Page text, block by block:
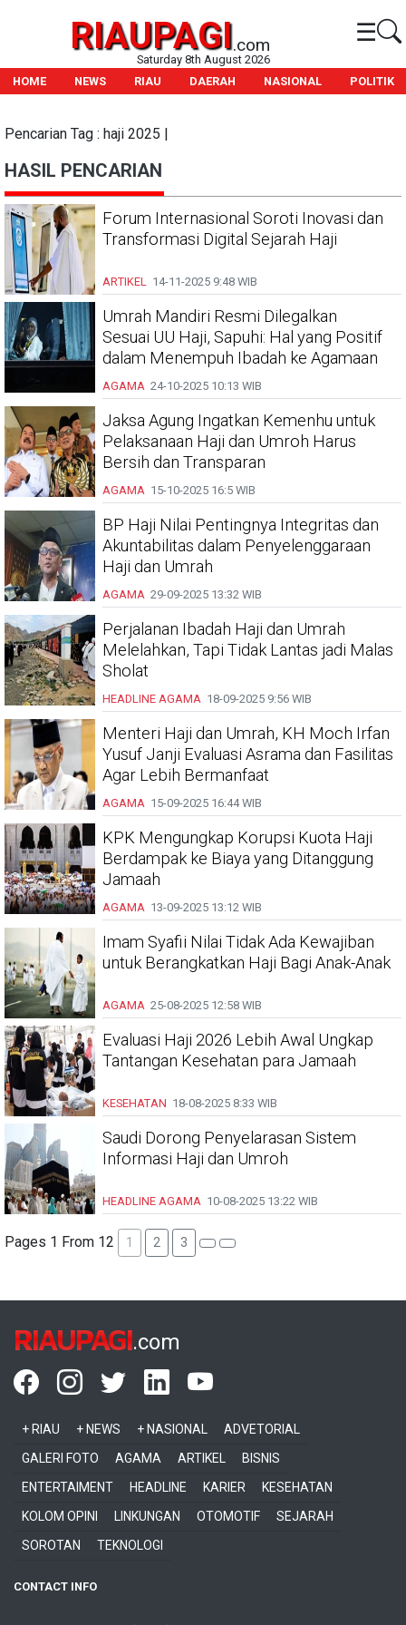
RIAUPAGI.com ☰
Saturday 8th August 2026
HOME
NEWS RIAU DAERAH NASIONAL POLITIK
Pencarian Tag : haji 2025 |
HASIL PENCARIAN
Forum Internasional Soroti Inovasi dan
Transformasi Digital Sejarah Haji
ARTIKEL 14-11-2025 9:48 WIB
Umrah Mandiri Resmi Dilegalkan
Sesuai UU Haji, Sapuhi: Hal yang Positif
dalam Menempuh Ibadah ke Agamaan
AGAMA 24-10-2025 10:13 WIB
Jaksa Agung Ingatkan Kemenhu untuk
Pelaksanaan Haji dan Umroh Harus
Bersih dan Transparan
AGAMA 15-10-2025 16:5 WIB
BP Haji Nilai Pentingnya Integritas dan
Akuntabilitas dalam Penyelenggaraan
Haji dan Umrah
AGAMA 29-09-2025 13:32 WIB
Perjalanan Ibadah Haji dan Umrah
Melelahkan, Tapi Tidak Lantas jadi Malas
Sholat
HEADLINE AGAMA 18-09-2025 9:56 WIB
Menteri Haji dan Umrah, KH Moch Irfan
Yusuf Janji Evaluasi Asrama dan Fasilitas
Agar Lebih Bermanfaat
AGAMA 15-09-2025 16:44 WIB
KPK Mengungkap Korupsi Kuota Haji
Berdampak ke Biaya yang Ditanggung
Jamaah
AGAMA 13-09-2025 13:12 WIB
Imam Syafii Nilai Tidak Ada Kewajiban
untuk Berangkatkan Haji Bagi Anak-Anak
AGAMA 25-08-2025 12:58 WIB
Evaluasi Haji 2026 Lebih Awal Ungkap
Tantangan Kesehatan para Jamaah
KESEHATAN 18-08-2025 8:33 WIB
Saudi Dorong Penyelarasan Sistem
Informasi Haji dan Umroh
HEADLINE AGAMA 10-08-2025 13:22 WIB
Pages 1 From 12 1 2 3
RIAUPAGI.com
+ RIAU + NEWS + NASIONAL
ADVETORIAL
GALERI FOTO
AGAMA ARTIKEL
BISNIS
ENTERTAIMENT
HEADLINE KARIER
KESEHATAN
KOLOM OPINI
LINKUNGAN OTOMOTIF
SEJARAH
SOROTAN
TEKNOLOGI
CONTACT INFO